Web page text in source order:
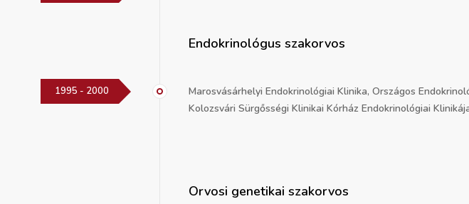
1995 - 2000
Endokrinológus szakorvos
Marosvásárhelyi Endokrinológiai Klinika, Országos
Kolozsvári Sürgősségi Klinikai Kórház Endokrinológiai
Orvosi genetikai szakorvos